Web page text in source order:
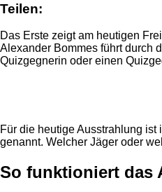
Teilen:
Das Erste zeigt am heutigen
Alexander Bommes führt durch
Quizgegnerin oder einen
Für die heutige Ausstrahlung
genannt. Welcher Jäger oder
So funktioniert das